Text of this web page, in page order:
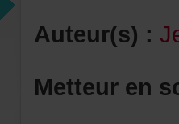
Auteur(s):